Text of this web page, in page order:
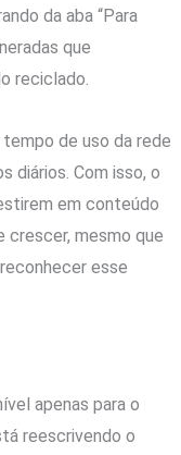
da aba “Para
que
reciclado.
de uso da rede
diários. Com isso, o
em conteúdo
crescer, mesmo que
esse
apenas para o
reescrivendo o